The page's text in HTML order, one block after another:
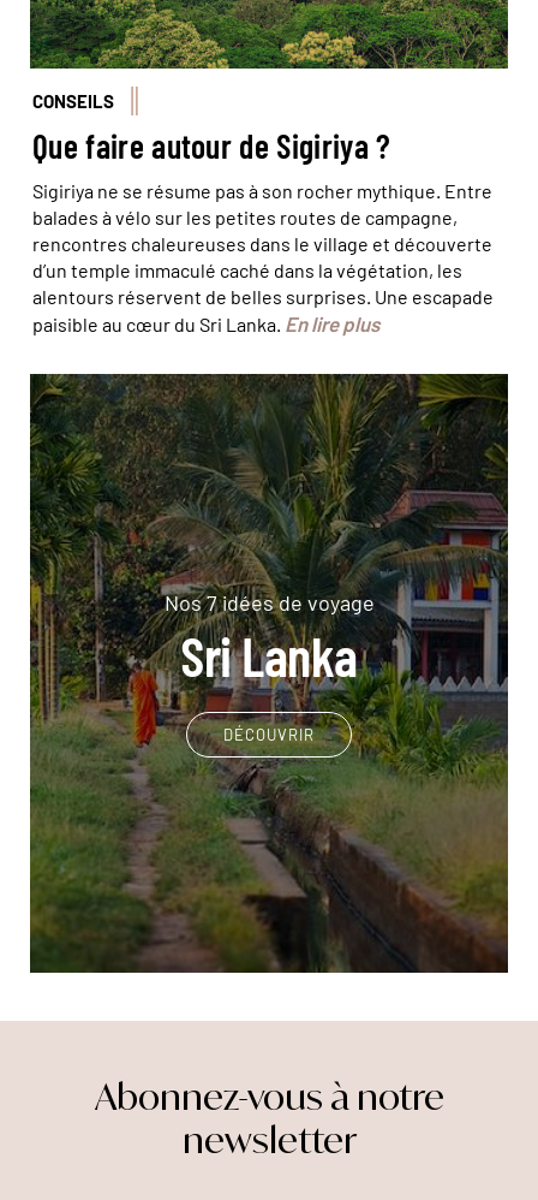
CONSEILS
Que faire autour de Sigiriya ?
Sigiriya ne se résume pas à son rocher mythique. Entre
balades à vélo sur les petites routes de campagne,
rencontres chaleureuses dans le village et découverte
d’un temple immaculé caché dans la végétation, les
alentours réservent de belles surprises. Une escapade
paisible au cœur du Sri Lanka. En lire plus
Nos 7 idées de voyage
Sri Lanka
DÉCOUVRIR
Abonnez-vous à notre
newsletter